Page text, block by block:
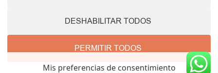
m
© Caser Seguros
DESHABILITAR TODOS
PERMITIR TODOS
Mis preferencias de consentimiento